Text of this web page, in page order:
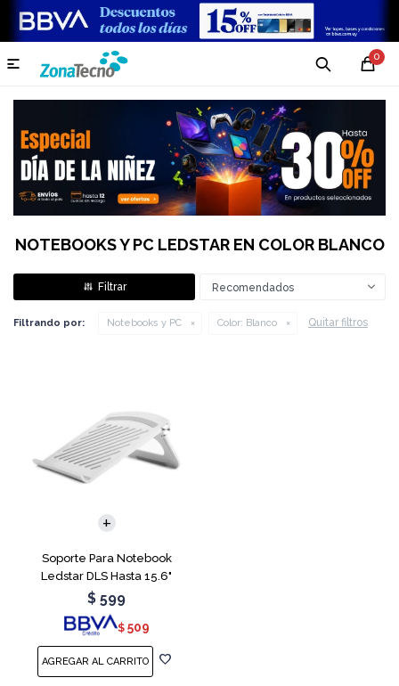
0

NOTEBOOKS Y PC LEDSTAR EN COLOR BLANCO
Recomendados
Filtrando por: Notebooks y PC Color: Blanco Quitar filtros
Soporte Para Notebook
Ledstar DLS Hasta 15.6"
$ 599
$ 509